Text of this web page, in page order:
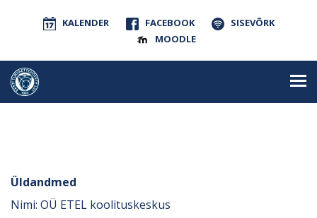
KALENDER FACEBOOK
SISEVÕRK
MOODLE
Üldandmed
Nimi: OÜ ETEL koolituskeskus